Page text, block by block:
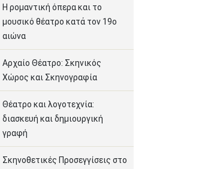
Η ρομαντική όπερα και το
μουσικό θέατρο κατά τον 19ο
αιώνα
Αρχαίο Θέατρο: Σκηνικός
Χώρος και Σκηνογραφία
Θέατρο και λογοτεχνία:
διασκευή και δημιουργική
γραφή
Σκηνοθετικές Προσεγγίσεις στο